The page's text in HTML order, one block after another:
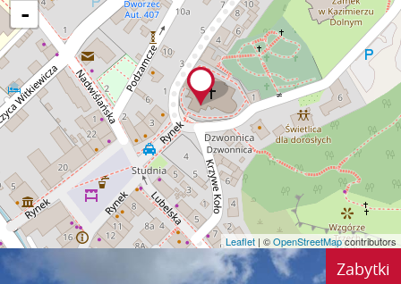
-
Leaflet | ©OpenStreetMapcontributors
Zabytki